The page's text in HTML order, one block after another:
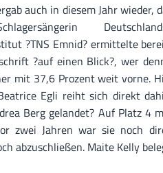
auch in diesem Jahr wieder,
?TNS Emnid? ermittelte
?auf einen Blick?, wer
mit 37,6 Prozent weit vorne.
Egli reiht sich direkt
Berg gelandet? Auf Platz 4
zwei Jahren war sie noch
abzuschließen. Maite Kelly